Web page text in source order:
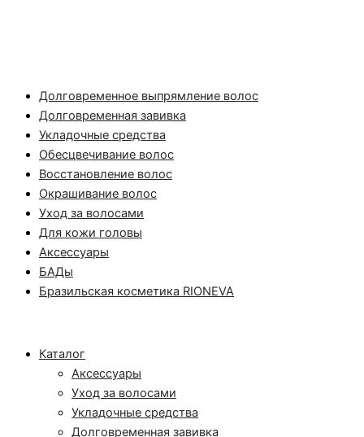
Долговременное выпрямление волос
Долговременная завивка
Укладочные средства
Обесцвечивание волос
Восстановление волос
Окрашивание волос
Уход за волосами
Для кожи головы
Аксессуары
БАДы
Бразильская косметика RIONEVA
Каталог
Аксессуары
Уход за волосами
Укладочные средства
Долговременная завивка